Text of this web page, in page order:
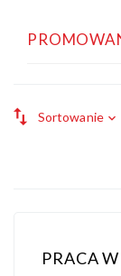
Sortowanie
PRACA